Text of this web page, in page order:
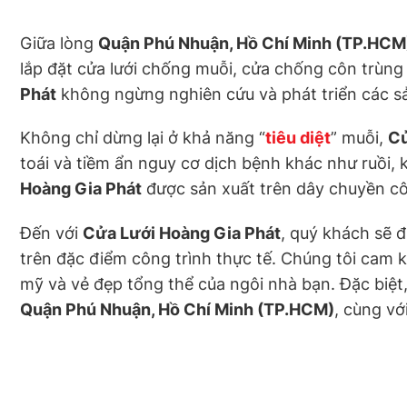
Giữa lòng Quận Phú Nhuận, Hồ Chí Minh
lắp đặt cửa lưới chống muỗi, cửa chống côn
Phát không ngừng nghiên cứu và phát triển các
Không chỉ dừng lại ở khả năng “tiêu diệt” muỗi,
toái và tiềm ẩn nguy cơ dịch bệnh khác như
Hoàng Gia Phát được sản xuất trên dây chuyền
Đến với Cửa Lưới Hoàng Gia Phát, quý khách sẽ
trên đặc điểm công trình thực tế. Chúng tôi cam
mỹ và vẻ đẹp tổng thể của ngôi nhà bạn. Đặc
Quận Phú Nhuận, Hồ Chí Minh (TP.HCM), cùng